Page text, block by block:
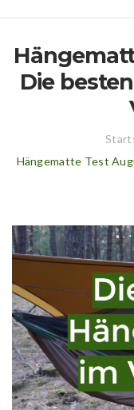
Die
Hängematte Test